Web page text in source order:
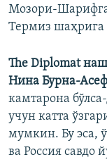
Мозори-Шарифга
Термиз шаҳрига
The Diplomat
Нина Бурна-
камтарона
учун катта
мумкин. Бу эса,
ва Россия савдо